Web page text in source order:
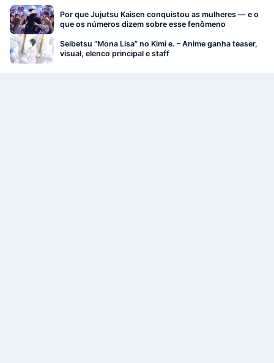
Por que Jujutsu Kaisen conquistou as mulheres — e o
que os números dizem sobre esse fenômeno
Seibetsu “Mona Lisa” no Kimi e. – Anime ganha teaser,
visual, elenco principal e staff